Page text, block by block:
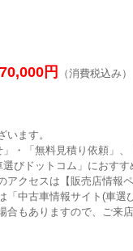
円 （消費税込み）
います。
・「無料見積り依頼」
びドットコム」におすす
アクセスは【販売店情報
「中古車情報サイト(車選
合もありますので、ご来